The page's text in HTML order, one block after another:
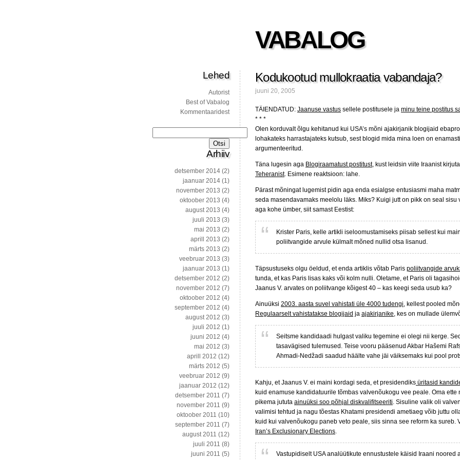
VABALOG
Kodukootud mullokraatia vabandaja?
juuni 20, 2005
TÄIENDATUD: Jaanuse vastus sellele postitusele ja minu teine postitus
* * *
Olen korduvalt õlgu kehitanud kui USA’s mõni ajakirjanik blogijaid
lohakateks harrastajateks kutsub, sest blogid mida mina loen on
argumenteeritud.
Täna lugesin aga Blogiraamatust postitust, kust leidsin viite Iraanist
Teheranist. Esimene reaktsioon: lahe.
Pärast mõningat lugemist pidin aga enda esialgse entusiasmi maha
seda masendavamaks meelolu läks. Miks? Kuigi jutt on pikk on seal sisu
aga kohe ümber, siit samast Eestist:
Krister Paris, kelle artikli iseloomustamiseks piisab sellest kui
poliitvangide arvule külmalt mõned nullid otsa lisanud.
Täpsustuseks olgu öeldud, et enda artiklis võtab Paris poliitvangide
tunda, et kas Paris lisas kaks või kolm nulli. Oletame, et Paris oli
Jaanus V. arvates on poliitvange kõigest 40 – kas keegi seda usub ka?
Ainuüksi 2003. aasta suvel vahistati üle 4000 tudengi, kellest pooled
Regulaarselt vahistatakse blogijaid ja ajakirjanike, kes on mullade
Seitsme kandidaadi hulgast valiku tegemine ei olegi nii kerge.
tasavägised tulemused. Teise vooru pääsenud Akbar Hašemi
Ahmadi-Nedžadi saadud häälte vahe jäi väiksemaks kui pool
Kahju, et Jaanus V. ei maini kordagi seda, et presidendiks üritasid
kuid enamuse kandidatuurile tõmbas valvenõukogu vee peale. Oma ette
pikema jututa ainuüksi soo põhjal diskvalifitseeriti. Sisuline valik oli
valimisi tehtud ja nagu tõestas Khatami presidendi ametiaeg võib juttu
kuid kui valvenõukogu paneb veto peale, siis sinna see reform ka sureb.
Iran’s Exclusionary Elections.
Vastupidiselt USA analüütikute ennustustele käisid Iraani noored
Lehed
Autorist
Best of Vabalog
Kommentaaridest
Arhiiv
detsember 2014 (2)
jaanuar 2014 (1)
november 2013 (2)
oktoober 2013 (4)
august 2013 (4)
juuli 2013 (3)
mai 2013 (2)
aprill 2013 (2)
märts 2013 (2)
veebruar 2013 (3)
jaanuar 2013 (1)
detsember 2012 (2)
november 2012 (7)
oktoober 2012 (4)
september 2012 (4)
august 2012 (3)
juuli 2012 (1)
juuni 2012 (4)
mai 2012 (3)
aprill 2012 (12)
märts 2012 (5)
veebruar 2012 (9)
jaanuar 2012 (12)
detsember 2011 (7)
november 2011 (9)
oktoober 2011 (10)
september 2011 (7)
august 2011 (12)
juuli 2011 (8)
juuni 2011 (5)